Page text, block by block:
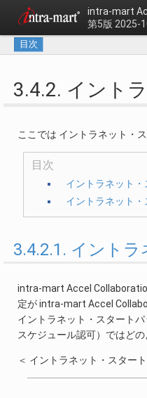
intra-mart
第5版 2025-
目次
3.4.2. イント
ここでは イントラネット・
目次
イントラネット
イントラネット
3.4.2.1. イント
intra-mart Accel
定が intra-mart Accel
イントラネット・スタート
スケジュール認可）ではど
＜ イントラネット・スター